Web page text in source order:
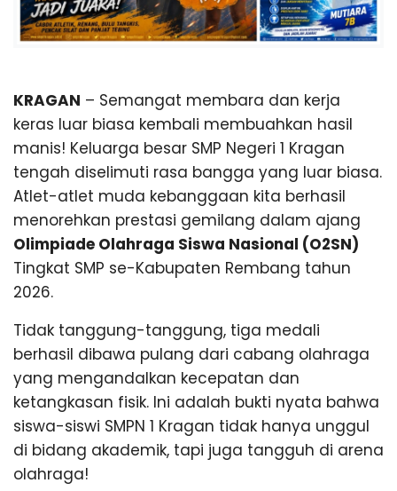
KRAGAN – Semangat membara dan kerja
keras luar biasa kembali membuahkan hasil
manis! Keluarga besar SMP Negeri 1 Kragan
tengah diselimuti rasa bangga yang luar biasa.
Atlet-atlet muda kebanggaan kita berhasil
menorehkan prestasi gemilang dalam ajang
Olimpiade Olahraga Siswa Nasional (O2SN)
Tingkat SMP se-Kabupaten Rembang tahun
2026.
Tidak tanggung-tanggung, tiga medali
berhasil dibawa pulang dari cabang olahraga
yang mengandalkan kecepatan dan
ketangkasan fisik. Ini adalah bukti nyata bahwa
siswa-siswi SMPN 1 Kragan tidak hanya unggul
di bidang akademik, tapi juga tangguh di arena
olahraga!